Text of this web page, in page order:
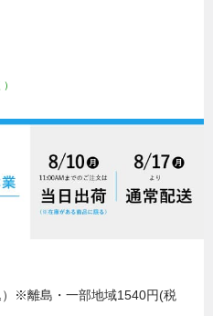
※離島・一部地域1540円(税